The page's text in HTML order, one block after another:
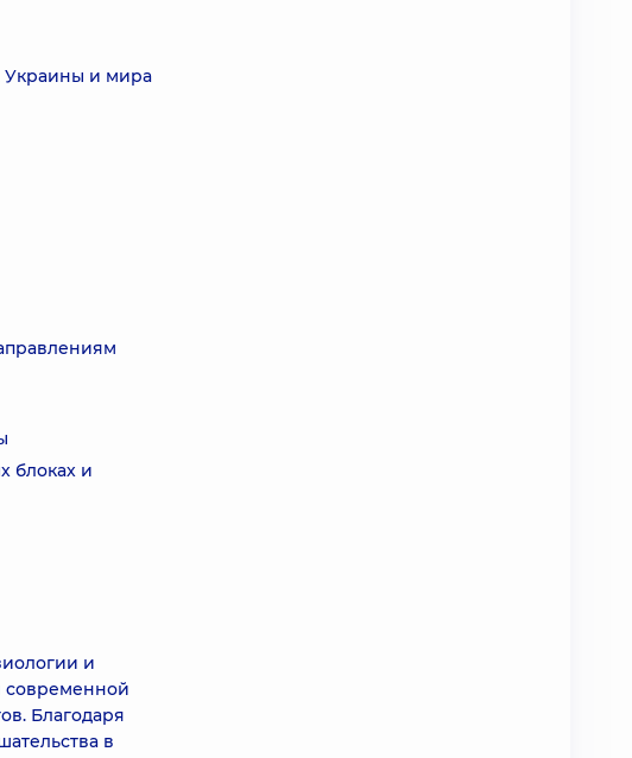
Украины и мира
блоках и
и
современной
Благодаря
в